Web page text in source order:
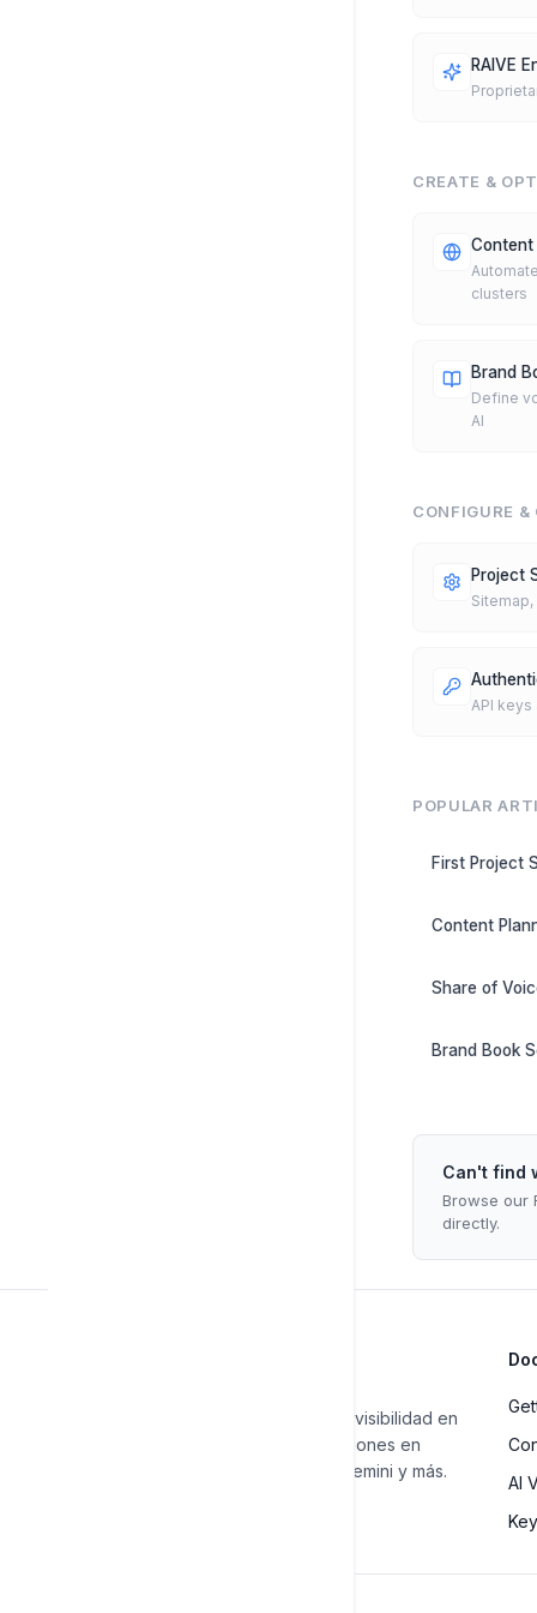
RAIVE
CREATE &
clusters
Brand
Define
AI
CONFIGURE &
Project
API
POPULAR
First Project
Content
Share of
Brand Book
Can't find
Browse our
directly.
Automatiza tu SEO y visibilidad en
IA. Rastrea clasificaciones en
Google, ChatGPT, Gemini y más.
AI